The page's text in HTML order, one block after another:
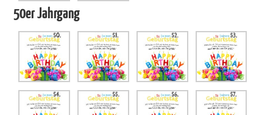
50er Jahrgang